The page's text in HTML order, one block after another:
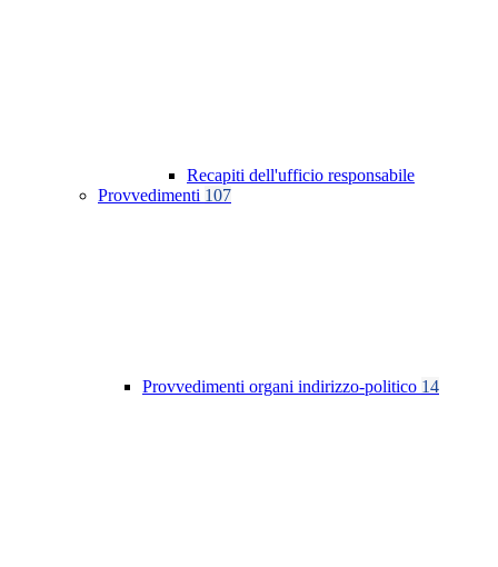
Recapiti dell'ufficio responsabile
Provvedimenti 107
Provvedimenti organi indirizzo-politico 14